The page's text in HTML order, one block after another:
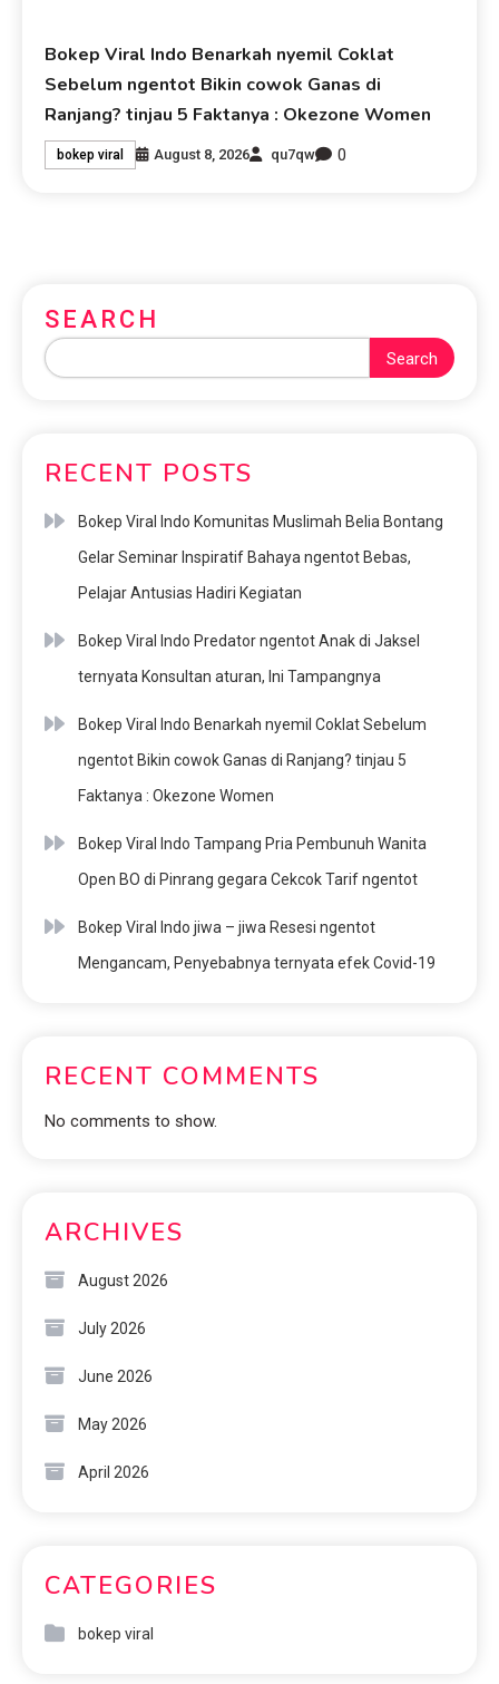
Bokep Viral Indo Benarkah nyemil Coklat
Sebelum ngentot Bikin cowok Ganas di
Ranjang? tinjau 5 Faktanya : Okezone Women
bokep viral August 8, 2026 qu7qw 0
SEARCH
Search
RECENT POSTS
Bokep Viral Indo Komunitas Muslimah Belia Bontang
Gelar Seminar Inspiratif Bahaya ngentot Bebas,
Pelajar Antusias Hadiri Kegiatan
Bokep Viral Indo Predator ngentot Anak di Jaksel
ternyata Konsultan aturan, Ini Tampangnya
Bokep Viral Indo Benarkah nyemil Coklat Sebelum
ngentot Bikin cowok Ganas di Ranjang? tinjau 5
Faktanya : Okezone Women
Bokep Viral Indo Tampang Pria Pembunuh Wanita
Open BO di Pinrang gegara Cekcok Tarif ngentot
Bokep Viral Indo jiwa – jiwa Resesi ngentot
Mengancam, Penyebabnya ternyata efek Covid-19
RECENT COMMENTS
No comments to show.
ARCHIVES
August 2026
July 2026
June 2026
May 2026
April 2026
CATEGORIES
bokep viral